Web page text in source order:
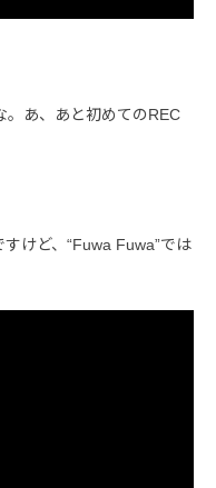
。あ、あと初めてのREC
けど、“Fuwa Fuwa”では